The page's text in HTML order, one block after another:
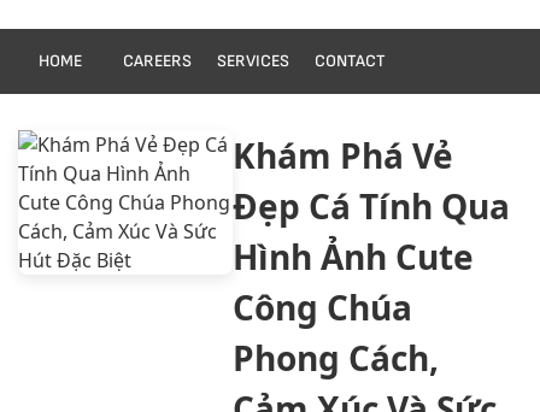
HOME CAREERS SERVICES CONTACT
Khám Phá Vẻ
Đẹp Cá Tính Qua
Hình Ảnh Cute
Công Chúa
Phong Cách,